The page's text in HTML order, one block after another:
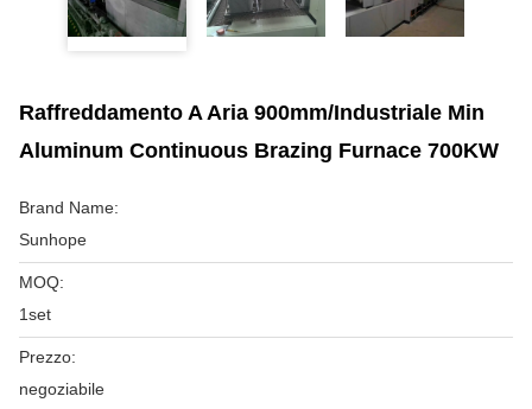
Raffreddamento A Aria 900mm/industriale Min
Aluminum Continuous Brazing Furnace 700KW
Brand Name:
Sunhope
MOQ:
1set
Prezzo:
negoziabile